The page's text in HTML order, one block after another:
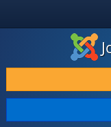
LETÖLTÉS ÉS
FEDEZZE FEL ÉS
KÖZÖSSÉG ÉS